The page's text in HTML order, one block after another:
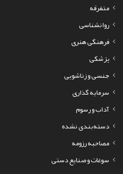
متفرقه
روانشناسی
فرهنگی هنری
پزشکی
جنسی و زناشویی
سرمایه گذاری
آداب و رسوم
دسته‌بندی نشده
مصاحبه رزومه
سوغات و صنایع دستی